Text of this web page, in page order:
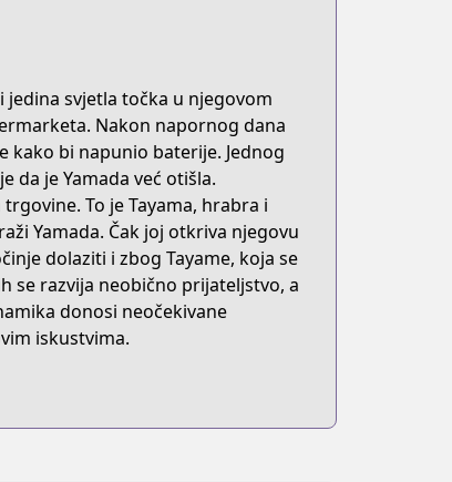
svjetla točka u njegovom
Nakon napornog dana
kako bi napunio baterije. Jednog
da je Yamada već otišla.
To je Tayama, hrabra i
Yamada. Čak joj otkriva njegovu
dolaziti i zbog Tayame, koja se
se razvija neobično prijateljstvo, a
donosi neočekivane
iskustvima.